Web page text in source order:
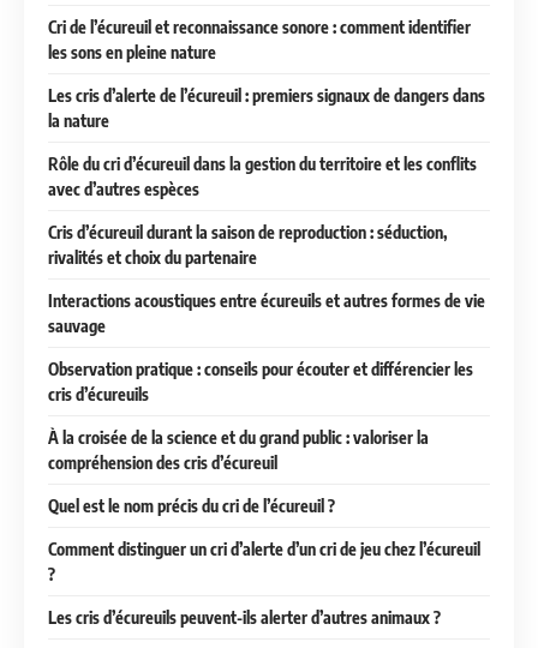
Cri de l’écureuil et reconnaissance sonore : comment identifier
les sons en pleine nature
Les cris d’alerte de l’écureuil : premiers signaux de dangers dans
la nature
Rôle du cri d’écureuil dans la gestion du territoire et les conflits
avec d’autres espèces
Cris d’écureuil durant la saison de reproduction : séduction,
rivalités et choix du partenaire
Interactions acoustiques entre écureuils et autres formes de vie
sauvage
Observation pratique : conseils pour écouter et différencier les
cris d’écureuils
À la croisée de la science et du grand public : valoriser la
compréhension des cris d’écureuil
Quel est le nom précis du cri de l’écureuil ?
Comment distinguer un cri d’alerte d’un cri de jeu chez l’écureuil
?
Les cris d’écureuils peuvent-ils alerter d’autres animaux ?